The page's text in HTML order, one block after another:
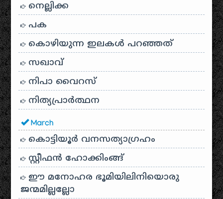
നെല്ലിക്ക
പക
കൊഴിയുന്ന ഇലകൾ പറഞ്ഞത്
സഖാവ്
നിപാ വൈറസ്
നിത്യപ്രാർത്ഥന
March
കൊട്ടിയൂർ വനസത്യാഗ്രഹം
സ്റ്റീഫൻ ഹോക്കിംങ്ങ്
ഈ മനോഹര ഭൂമിയിലിനിയൊരു
ജന്മമില്ലല്ലോ